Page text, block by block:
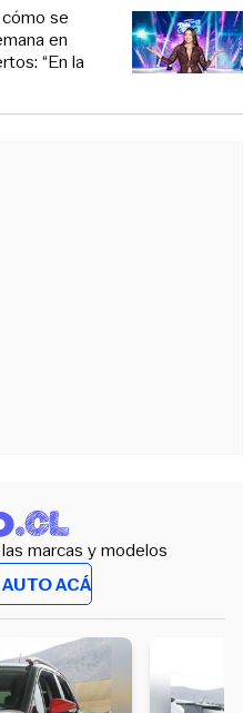
se
en
“En la
marcas y modelos
ACÁ